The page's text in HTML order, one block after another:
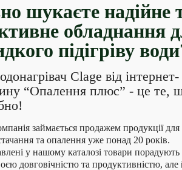
шукаєте надійне
обладнання
підігріву
Clage від інтернет-
“Опалення плюс” - це те,
займається продажем продукції для
та опалення уже понад 20 років.
у нашому каталозі товари порадують
довговічністю та продуктивністю, але